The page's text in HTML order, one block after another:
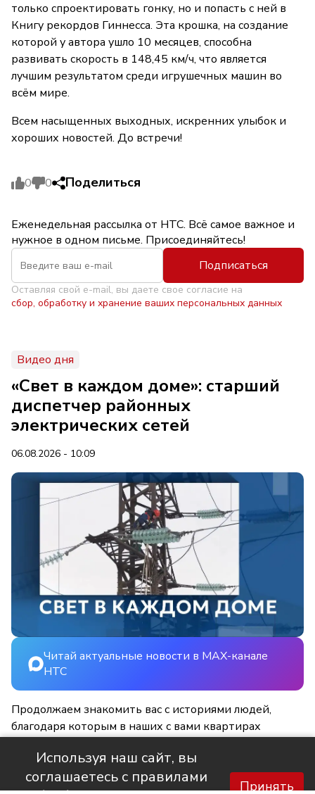
только спроектировать гонку, но и попасть с ней в
Книгу рекордов Гиннесса. Эта крошка, на создание
которой у автора ушло 10 месяцев, способна
развивать скорость в 148,45 км/ч, что является
лучшим результатом среди игрушечных машин во
всём мире.
Всем насыщенных выходных, искренних улыбок и
хороших новостей. До встречи!
0 0 Поделиться
Еженедельная рассылка от НТС. Всё самое важное и
нужное в одном письме. Присоединяйтесь!
Подписаться
Оставляя свой e-mail, вы даете свое согласие на
сбор, обработку и хранение ваших персональных данных
Видео дня
«Свет в каждом доме»: старший
диспетчер районных
электрических сетей
06.08.2026 - 10:09
Читай актуальные новости в MAX-канале
НТС
Продолжаем знакомить вас с историями людей,
благодаря которым в наших с вами квартирах
Используя наш сайт, вы
соглашаетесь с правилами
Принять